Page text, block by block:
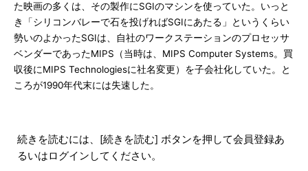
た映画の多くは、その製作にSGIのマシンを使っていた。いっと
き「シリコンバレーで石を投げればSGIにあたる」というくらい
勢いのよかったSGIは、自社のワークステーションのプロセッサ
ベンダーであったMIPS（当時は、MIPS Computer Systems。買
収後にMIPS Technologiesに社名変更）を子会社化していた。と
ころが1990年代末には失速した。
続きを読むには、[続きを読む] ボタンを押して会員登録あ
るいはログインしてください。